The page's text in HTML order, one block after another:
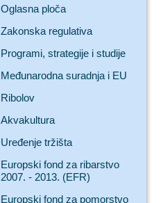
Oglasna ploča
Zakonska regulativa
Programi, strategije i studije
Međunarodna suradnja i EU
Ribolov
Akvakultura
Uređenje tržišta
Europski fond za ribarstvo
2007. - 2013. (EFR)
Europski fond za pomorstvo